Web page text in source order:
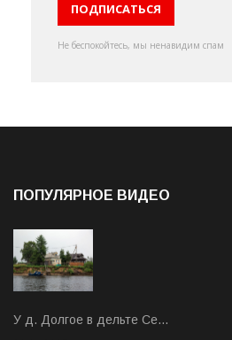
Не беспокойтесь, мы ненавидим спам
ПОПУЛЯРНОЕ ВИДЕО
У д. Долгое в дельте Се…